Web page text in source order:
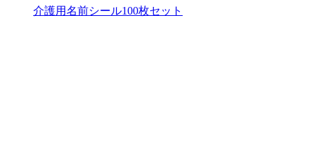
介護用名前シール100枚セット